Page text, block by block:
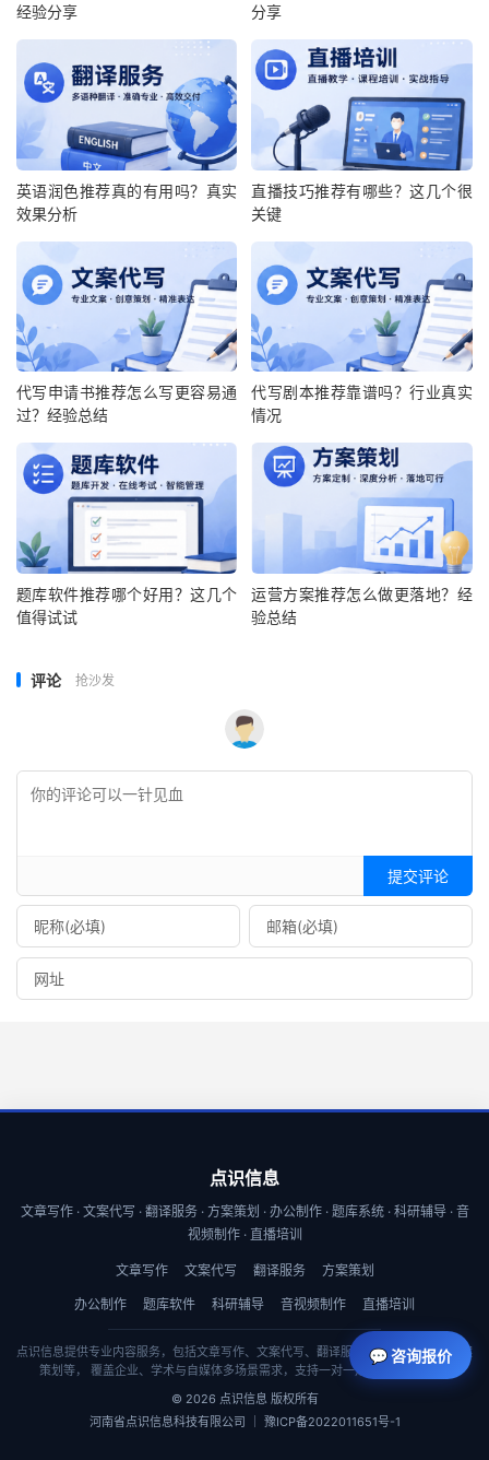
经验分享
分享
英语润色推荐真的有用吗？真实
效果分析
直播技巧推荐有哪些？这几个很
关键
代写申请书推荐怎么写更容易通
过？经验总结
代写剧本推荐靠谱吗？行业真实
情况
题库软件推荐哪个好用？这几个
值得试试
运营方案推荐怎么做更落地？经
验总结
评论 抢沙发
提交评论
点识信息
文章写作 · 文案代写 · 翻译服务 · 方案策划 · 办公制作 · 题库系统 · 科研辅导 · 音
视频制作 · 直播培训
文章写作 文案代写 翻译服务 方案策划
办公制作 题库软件 科研辅导 音视频制作 直播培训
点识信息提供专业内容服务，包括文章写作、文案代写、翻译服务、商业计划书与方案
策划等， 覆盖企业、学术与自媒体多场景需求，支持一对一定制与快速交付。
© 2026 点识信息 版权所有
河南省点识信息科技有限公司 ｜ 豫ICP备2022011651号-1
💬 咨询报价